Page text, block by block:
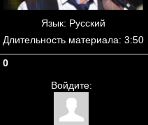
Язык: Русский
Длительность материала: 3:50
0
Войдите: